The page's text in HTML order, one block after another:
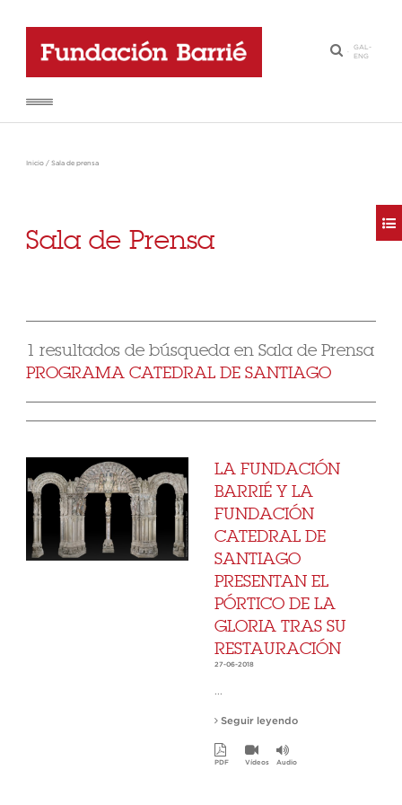
·
GAL-
ENG
Inicio / Sala de prensa
Sala de Prensa
1 resultados de búsqueda en Sala de Prensa
PROGRAMA CATEDRAL DE SANTIAGO
LA FUNDACIÓN
BARRIÉ Y LA
FUNDACIÓN
CATEDRAL DE
SANTIAGO
PRESENTAN EL
PÓRTICO DE LA
GLORIA TRAS SU
RESTAURACIÓN
27-06-2018
Seguir leyendo
PDF Vídeos Audio